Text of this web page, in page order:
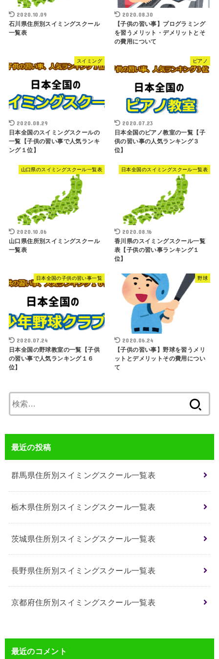
2020.10.09
石川県住所別スイミングスクール
一覧表
2020.08.30
【子供の習い事】プログラミング
を習うメリット・デメリットとそ
の費用について
スイミング
2020.08.29
日本全国のスイミングスクールの
一覧【子供の習い事で人気ランキ
ング１位】
ピアノ
2020.07.23
日本全国のピアノ教室の一覧【子
供の習い事の人気ランキング３
位】
山口県のスイミングスクール一覧表
2020.10.06
山口県住所別スイミングスクール
一覧表
日本全国のスイミングスクール一覧表
2020.08.16
香川県のスイミングスクール一覧
表【子供の習い事ランキング１
位】
日本全国の子供の習い事一覧
2020.07.24
日本全国の野球教室の一覧【子供
の習い事で人気ランキング１６
位】
野球
2020.06.24
【子供の習い事】野球を習うメリ
ットとデメリットその費用につい
て
索:
最近の投稿
群馬県住所別スイミングスクール一覧表
栃木県住所別スイミングスクール一覧表
茨城県住所別スイミングスクール一覧表
長野県住所別スイミングスクール一覧表
京都府住所別スイミングスクール一覧表
最近のコメント